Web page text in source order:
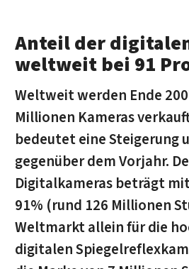
Anteil der
weltweit bei 91
Weltweit werden Ende
Millionen Kameras
bedeutet eine Steigerung
gegenüber dem Vorjahr.
Digitalkameras beträgt
91% (rund 126 Millionen
Weltmarkt allein für die
digitalen